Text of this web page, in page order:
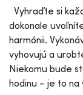
Vyhraďte si
dokonale
harmónii.
vyhovujú a
Niekomu bude
hodinu – je to na